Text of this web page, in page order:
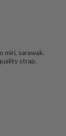
miri, sarawak.
strap.